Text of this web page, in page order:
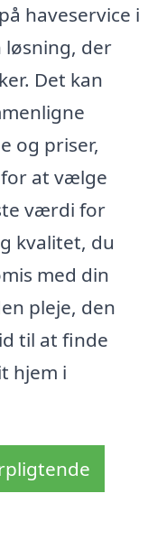
haveservice i
løsning, der
Det kan
og priser,
at vælge
værdi for
kvalitet, du
med din
pleje, den
til at finde
hjem i